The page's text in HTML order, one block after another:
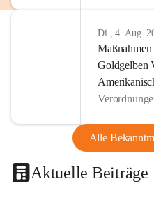
Di., 4. Aug.
Goldgelben
Alle
Aktuelle Beiträge